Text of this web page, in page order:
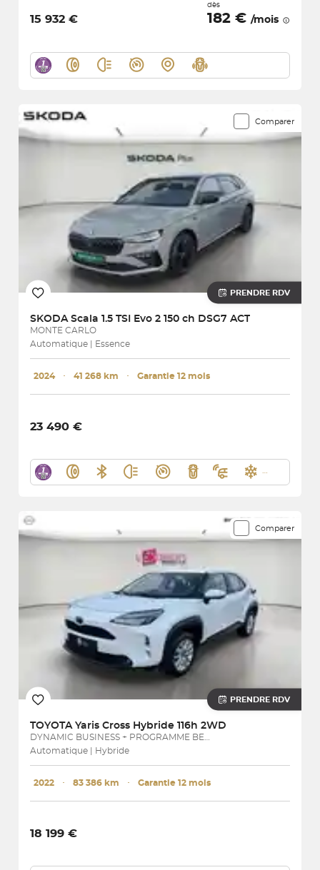
15 932 €
dès
182 € /mois
Comparer
PRENDRE RDV
SKODA Scala 1.5 TSI Evo 2 150 ch DSG7 ACT
MONTE CARLO
Automatique | Essence
2024 ･ 41 268 km ･ Garantie 12 mois
23 490 €
Comparer
PRENDRE RDV
TOYOTA Yaris Cross Hybride 116h 2WD
Automatique | Hybride
2022 ･ 83 386 km ･ Garantie 12 mois
18 199 €